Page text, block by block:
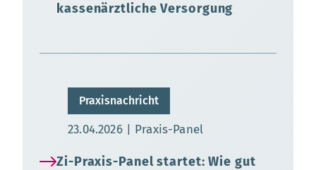
kassenärztliche Versorgung
Praxisnachricht
Aktualisierungsdatum:
23.04.2026 Praxis-Panel
Zi-Praxis-Panel startet: Wie gut